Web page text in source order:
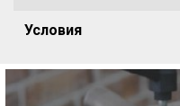
Условия